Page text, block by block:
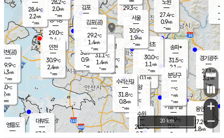
의도
℃
m/s
mm
영흥도
과천
26.5℃
0.1m/s
- mm
용인
27.2℃
1.8m/s
경기광주
27.1℃
3.1m/s
-mm
대부도
27.9
경서동
29.0℃
2.4 m/s
-mm
28.4℃
2.2m/s
-mm
-
-m/
-
의왕
- ℃
m/s
mm
김포
- ℃
-m/s
mm
광명
32.6 ℃
0.5 m/s
-mm
부천
30.9℃
0.9m/s
-mm
28.2℃
2.0m/s
-mm
구로
31.1℃
1.4m/s
-mm
29.3℃
2.6 m/s
- mm
노원
27.4℃
0.9m/s
-mm
송파*
31.5℃
2.1 m/s
-mm
서초
30.0℃
1.1 m/s
-mm
기흥구갈
29.9℃
0.4m/s
-
수리산길
31.8℃
0.8m/s
-mm
분당구
-℃
-m/s
-mm
인천(공)
29.9℃
5.3m/s
-mm
김포(공)
29.2℃
1.4m/s
-mm
수원
28.7℃
0.3 m/s
인천
30.9℃
2.4m/s
-mm
서울
30.9℃
1.9m/s
-mm
+
−
20 km